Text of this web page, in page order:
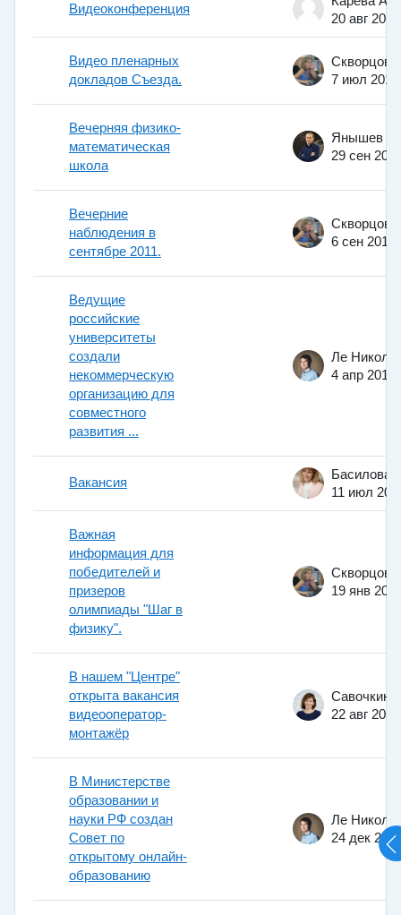
Видеоконференция
20 авг 2014
Видео пленарных
докладов Съезда.
7 июл 2011
Вечерняя физико-
математическая
школа
29 сен
Вечерние
наблюдения в
сентябре 2011.
6 сен 2011
Ведущие
российские
университеты
создали
некоммерческую
организацию для
совместного
развития ...
4 апр 2015
Вакансия
11 июл
Важная
информация для
победителей и
призеров
олимпиады "Шаг в
физику".
19 янв 2011
В нашем "Центре"
открыта вакансия
видеооператор-
монтажёр
22 авг 2017
В Министерстве
образовании и
науки РФ создан
Совет по
открытому онлайн-
образованию
24 дек